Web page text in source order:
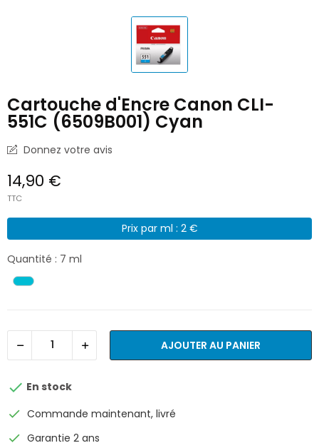
Cartouche d'Encre Canon CLI-
551C (6509B001) Cyan
Donnez votre avis
14,90 €
TTC
Prix par ml : 2 €
Quantité : 7 ml
AJOUTER AU PANIER
 En stock
check Commande maintenant, livré
check Garantie 2 ans